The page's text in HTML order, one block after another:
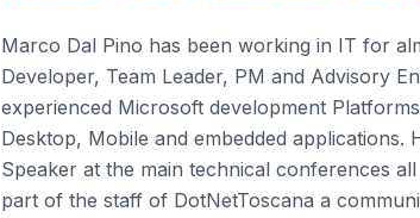
Marco Dal Pino has been working in IT for
Developer, Team Leader, PM and Advisory
experienced Microsoft development
Desktop, Mobile and embedded applications.
Speaker at the main technical conferences
part of the staff of DotNetToscana a